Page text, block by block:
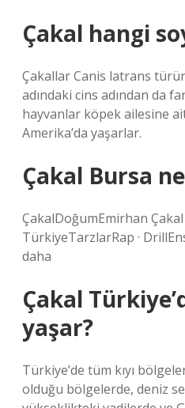
Çakal hangi
Çakallar Canis latrans
adındaki cins adından da
hayvanlar köpek ailesine
Amerika’da yaşarlar.
Çakal Bursa
ÇakalDoğumEmirhan
TürkiyeTarzlarRap ·
daha
Çakal
yaşar?
Türkiye’de tüm kıyı
olduğu bölgelerde, deniz